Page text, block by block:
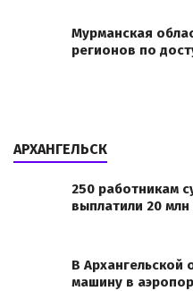
Мурманская
регионов по
АРХАНГЕЛЬСК
250 работникам
выплатили 20
В Архангельской
машину в